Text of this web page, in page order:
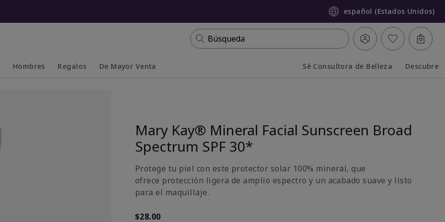
español (Estados Unidos)
Búsqueda
Hombres Regalos De Mayor Venta Sé Consultora de Belleza Descubre
Mary Kay® Mineral Facial Sunscreen Broad
Spectrum SPF 30*
Protege tu piel con este protector solar 100% mineral, que
ofrece protección ligera de amplio espectro y un acabado suave y listo
para el maquillaje.
$28.00